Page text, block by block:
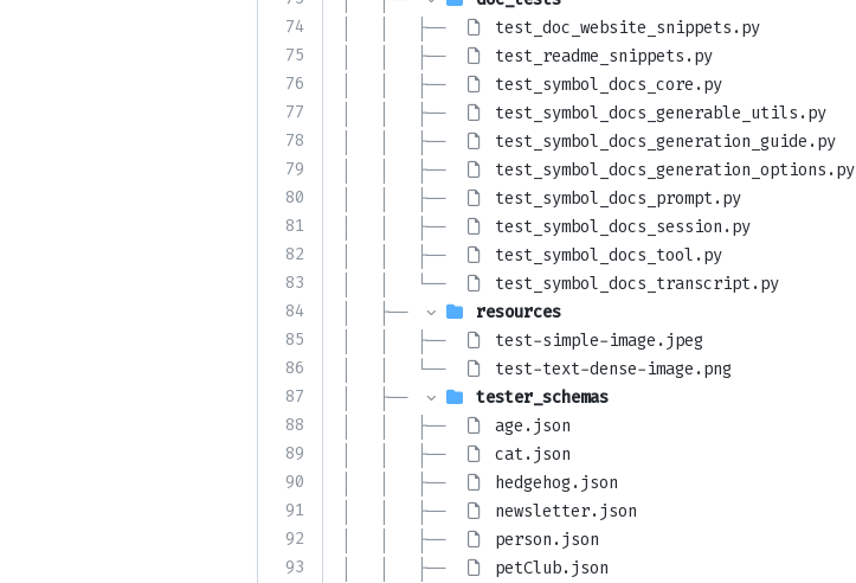
74
75
76
77
78
79
80
81
82
83
84
85
86
87
88
89
90
91
92
93
│   │   ├──
test_doc_website_snippets.py
│   │   ├──
test_readme_snippets.py
│   │   ├──
test_symbol_docs_core.py
│   │   ├──
test_symbol_docs_generable_utils.py
│   │   ├──
test_symbol_docs_generation_guide.py
│   │   ├──
test_symbol_docs_generation_options.py
│   │   ├──
test_symbol_docs_prompt.py
│   │   ├──
test_symbol_docs_session.py
│   │   ├──
test_symbol_docs_tool.py
│   │   └──
test_symbol_docs_transcript.py
│   ├──
resources
│   │   ├──
test-simple-image.jpeg
│   │   └──
test-text-dense-image.png
│   ├──
tester_schemas
│   │   ├──
age.json
│   │   ├──
cat.json
│   │   ├──
hedgehog.json
│   │   ├──
newsletter.json
│   │   ├──
person.json
│   │   ├──
petClub.json